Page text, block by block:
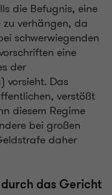
die Befugnis, eine
verhängen, da
schwerwiegenden
eine
der
vorsieht. Das
verstößt
diesem Regime
bei großen
daher
das Gericht